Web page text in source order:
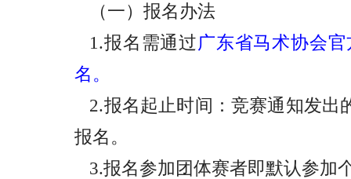
（一）报名办法
1.报名需通过广东省马术协会官
名。
2.报名起止时间：竞赛通知发出
报名。
3.报名参加团体赛者即默认参加